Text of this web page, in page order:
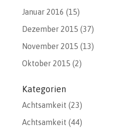
Januar 2016 (15)
Dezember 2015 (37)
November 2015 (13)
Oktober 2015 (2)
Kategorien
Achtsamkeit (23)
Achtsamkeit (44)